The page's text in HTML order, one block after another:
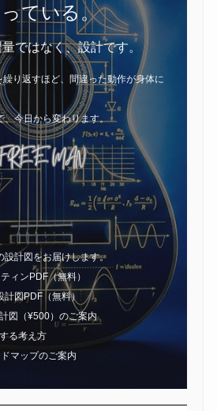
っている。
ではなく、設計です。
繰り返すほど、間違った動作が身体に
、今日から変わります。
計図をお届けします。
ィンPDF（無料）
図PDF（無料）
図（¥500）のご案内
る考え方
マップのご案内